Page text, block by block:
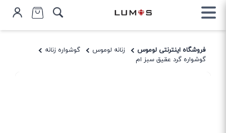
فروشگاه اینترنتی لوموس زنانه لوموس
گوشواره زنانه
گوشواره گرد عقیق سبز ام